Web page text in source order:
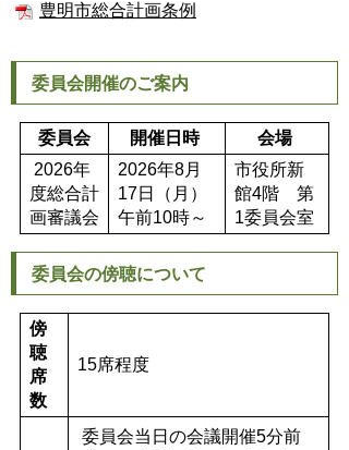
豊明市総合計画条例
委員会開催のご案内
委員会 開催日時
会場
2026年
度総合計
画審議会
2026年8月
17日（月）
午前10時～
市役所新
館4階 第
1委員会室
委員会の傍聴について
傍
聴
席
数
15席程度
委員会当日の会議開催5分前